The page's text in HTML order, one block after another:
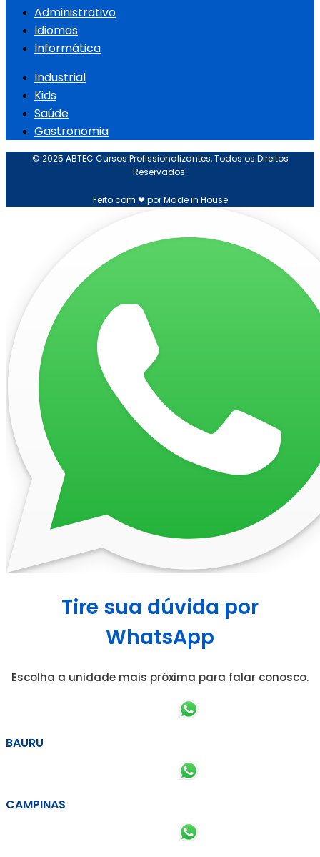
Administrativo
Idiomas
Informática
Industrial
Kids
Saúde
Gastronomia
© 2025 ABTEC Cursos Profissionalizantes, Todos os Direitos
Reservados.
Feito com ❤ por Made in House
Tire sua dúvida por
WhatsApp
Escolha a unidade mais próxima para falar conosco.
BAURU
CAMPINAS